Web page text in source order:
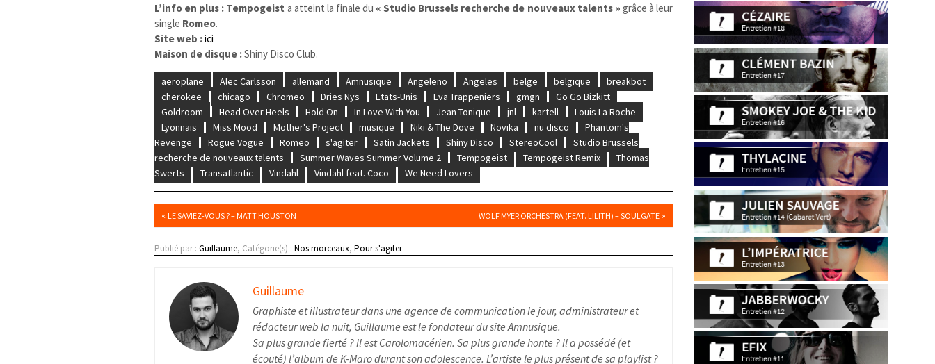
L’info en plus : Tempogeist a atteint la finale du « Studio Brussels recherche de nouveaux talents » grâce à leur
single Romeo.
Site web :ici
Maison de disque :Shiny Disco Club.
aeroplane Alec Carlsson allemand Amnusique Angeleno Angeles belge belgique
breakbot
cherokee
chicago Chromeo Dries Nys Etats-Unis Eva Trappeniers gmgn
Go Go Bizkitt
Goldroom
Head Over Heels Hold On In Love With You Jean-Tonique jnl kartell
Louis La Roche
Lyonnais
Miss Mood Mother's Project musique Niki & The Dove Novika nu disco
Phantom's
Revenge
Rogue Vogue Romeo s'agiter Satin Jackets Shiny Disco StereoCool
Studio Brussels
recherche de nouveaux talents
Summer Waves Summer Volume 2 Tempogeist Tempogeist Remix
Thomas
Swerts
Transatlantic Vindahl Vindahl feat. Coco We Need Lovers
«LE SAVIEZ-VOUS ? – MATT HOUSTON WOLF MYER ORCHESTRA (FEAT. LILITH) – SOULGATE »
Publié par :Guillaume, Catégorie(s) :Nos morceaux,Pour s'agiter
Guillaume
Graphiste et illustrateur dans une agence de communication le jour, administrateur et
rédacteur web la nuit, Guillaume est le fondateur du site Amnusique.
Sa plus grande fierté ? Il est Carolomacérien. Sa plus grande honte ? Il a possédé (et
écouté) l’album de K-Maro durant son adolescence. L’artiste le plus présent de sa playlist ?